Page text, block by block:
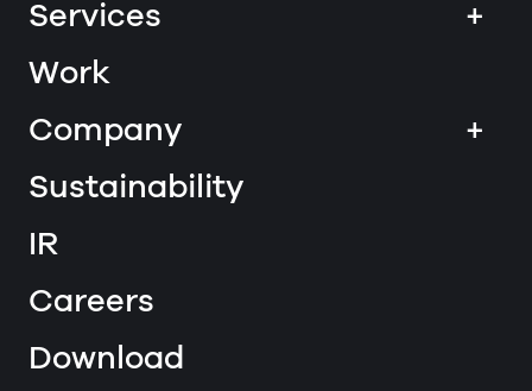
Services
+
Work
Company
+
Sustainability
IR
Careers
Download